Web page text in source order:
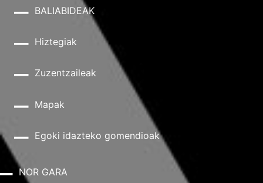
BALIABIDEAK
Hiztegiak
Zuzentzaileak
Mapak
Egoki idazteko gomendioak
NOR GARA